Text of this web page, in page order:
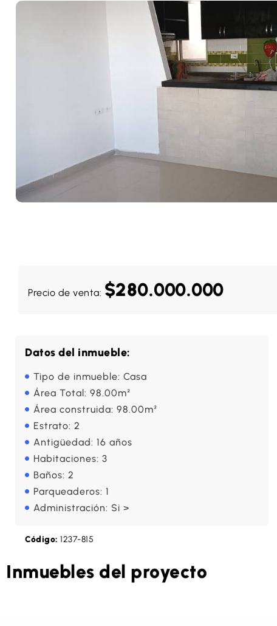
Precio de venta: $280.000.000
Datos del inmueble:
Tipo de inmueble: Casa
Área Total: 98.00m²
Área construida: 98.00m²
Estrato: 2
Antigüedad: 16 años
Habitaciones: 3
Baños: 2
Parqueaderos: 1
Administración: Si >
Código: 1237-815
Inmuebles del proyecto